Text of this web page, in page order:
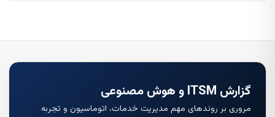
گزارش ITSM و هوش مصنوعی
مروری بر روندهای مهم مدیریت خدمات، اتوماسیون و تجربه